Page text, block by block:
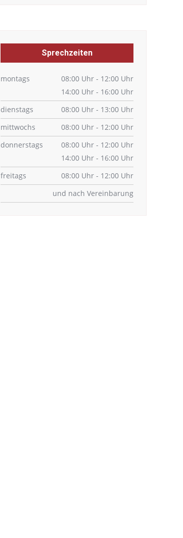
Sprechzeiten
montags
08:00 Uhr - 12:00 Uhr
14:00 Uhr - 16:00 Uhr
dienstags
08:00 Uhr - 13:00 Uhr
mittwochs
08:00 Uhr - 12:00 Uhr
donnerstags
08:00 Uhr - 12:00 Uhr
14:00 Uhr - 16:00 Uhr
freitags
08:00 Uhr - 12:00 Uhr
und nach Vereinbarung